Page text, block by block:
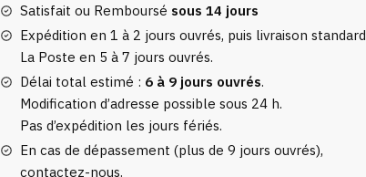
Vert
Foncé
Satisfait ou Remboursé sous 14 jours
Expédition en 1 à 2 jours ouvrés, puis livraison standard
La Poste en 5 à 7 jours ouvrés.
Délai total estimé : 6 à 9 jours ouvrés.
Modification d’adresse possible sous 24 h.
Pas d’expédition les jours fériés.
En cas de dépassement (plus de 9 jours ouvrés),
contactez-nous.